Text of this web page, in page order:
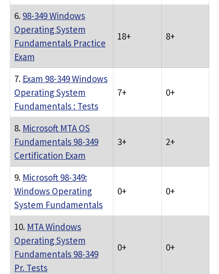
6. 98-349 Windows
Operating System
Fundamentals Practice
Exam
18+ 8+
7. Exam 98-349 Windows
Operating System
Fundamentals : Tests
7+ 0+
8. Microsoft MTA OS
Fundamentals 98-349
Certification Exam
3+ 2+
9. Microsoft 98-349:
Windows Operating
System Fundamentals
0+ 0+
10. MTA Windows
Operating System
Fundamentals 98-349
Pr. Tests
0+ 0+